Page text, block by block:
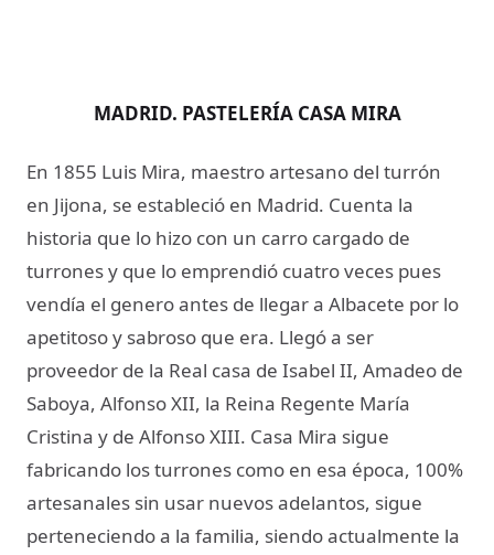
MADRID. PASTELERÍA CASA MIRA
En 1855 Luis Mira, maestro artesano del turrón
en Jijona, se estableció en Madrid. Cuenta la
historia que lo hizo con un carro cargado de
turrones y que lo emprendió cuatro veces pues
vendía el genero antes de llegar a Albacete por lo
apetitoso y sabroso que era. Llegó a ser
proveedor de la Real casa de Isabel II, Amadeo de
Saboya, Alfonso XII, la Reina Regente María
Cristina y de Alfonso XIII. Casa Mira sigue
fabricando los turrones como en esa época, 100%
artesanales sin usar nuevos adelantos, sigue
perteneciendo a la familia, siendo actualmente la